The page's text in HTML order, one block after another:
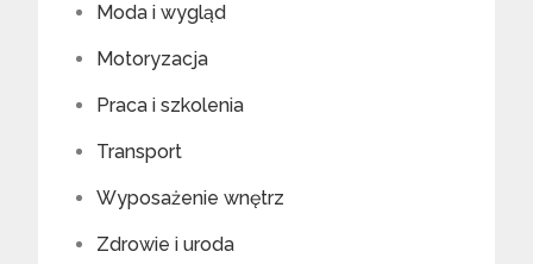
Moda i wygląd
Motoryzacja
Praca i szkolenia
Transport
Wyposażenie wnętrz
Zdrowie i uroda